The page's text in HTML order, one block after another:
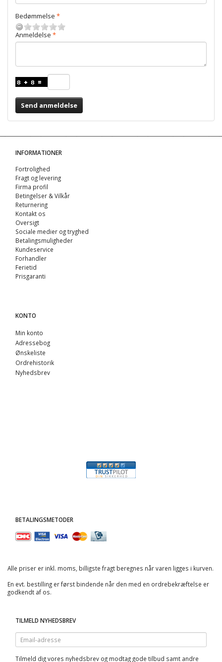
Bedømmelse
Anmeldelse
Send anmeldelse
INFORMATIONER
Fortrolighed
Fragt og levering
Firma profil
Betingelser & Vilkår
Returnering
Kontakt os
Oversigt
Sociale medier og tryghed
Betalingsmuligheder
Kundeservice
Forhandler
Ferietid
Prisgaranti
KONTO
Min konto
Adressebog
Ønskeliste
Ordrehistorik
Nyhedsbrev
BETALINGSMETODER
Alle priser er inkl. moms, billigste fragt beregnes når varen ligges i kurven.
En evt. bestilling er først bindende når den med en ordrebekræftelse er
godkendt af os.
TILMELD NYHEDSBREV
Email-
adresse
Tilmeld dig vores nyhedsbrev og modtag gode tilbud samt andre